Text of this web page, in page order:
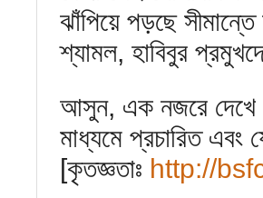
ঝাঁপিয়ে পড়ছে
শ্যামল, হাবিবুর
আসুন, এক নজরে দেখে
মাধ্যমে প্রচারিত
[কৃতজ্ঞতাঃ http://